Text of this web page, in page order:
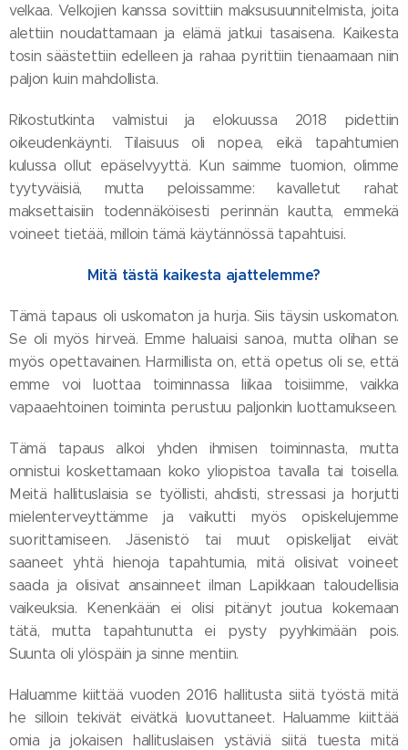
velkaa. Velkojien kanssa sovittiin maksusuunnitelmista, joita
alettiin noudattamaan ja elämä jatkui tasaisena. Kaikesta
tosin säästettiin edelleen ja rahaa pyrittiin tienaamaan niin
paljon kuin mahdollista.
Rikostutkinta valmistui ja elokuussa 2018 pidettiin
oikeudenkäynti. Tilaisuus oli nopea, eikä tapahtumien
kulussa ollut epäselvyyttä. Kun saimme tuomion, olimme
tyytyväisiä, mutta peloissamme: kavalletut rahat
maksettaisiin todennäköisesti perinnän kautta, emmekä
voineet tietää, milloin tämä käytännössä tapahtuisi.
Mitä tästä kaikesta ajattelemme?
Tämä tapaus oli uskomaton ja hurja. Siis täysin uskomaton.
Se oli myös hirveä. Emme haluaisi sanoa, mutta olihan se
myös opettavainen. Harmillista on, että opetus oli se, että
emme voi luottaa toiminnassa liikaa toisiimme, vaikka
vapaaehtoinen toiminta perustuu paljonkin luottamukseen.
Tämä tapaus alkoi yhden ihmisen toiminnasta, mutta
onnistui koskettamaan koko yliopistoa tavalla tai toisella.
Meitä hallituslaisia se työllisti, ahdisti, stressasi ja horjutti
mielenterveyttämme ja vaikutti myös opiskelujemme
suorittamiseen. Jäsenistö tai muut opiskelijat eivät
saaneet yhtä hienoja tapahtumia, mitä olisivat voineet
saada ja olisivat ansainneet ilman Lapikkaan taloudellisia
vaikeuksia. Kenenkään ei olisi pitänyt joutua kokemaan
tätä, mutta tapahtunutta ei pysty pyyhkimään pois.
Suunta oli ylöspäin ja sinne mentiin.
Haluamme kiittää vuoden 2016 hallitusta siitä työstä mitä
he silloin tekivät eivätkä luovuttaneet. Haluamme kiittää
omia ja jokaisen hallituslaisen ystäviä siitä tuesta mitä